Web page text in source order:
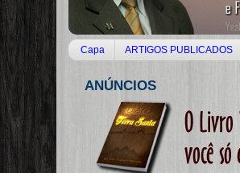
Capa ARTIGOS PUBLICADOS
ANÚNCIOS